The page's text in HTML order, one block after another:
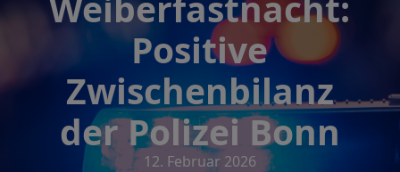
Positive
Zwischenbilanz
der Polizei Bonn
12. Februar 2026